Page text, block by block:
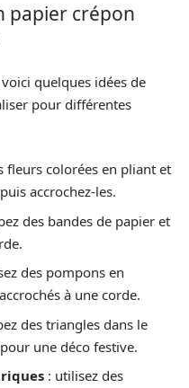
papier crépon
quelques idées de
pour différentes
fleurs colorées en pliant et
accrochez-les.
des bandes de papier et
des pompons en
à une corde.
des triangles dans le
une déco festive.
: utilisez des